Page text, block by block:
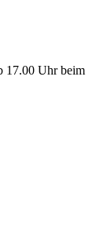
17.00 Uhr beim